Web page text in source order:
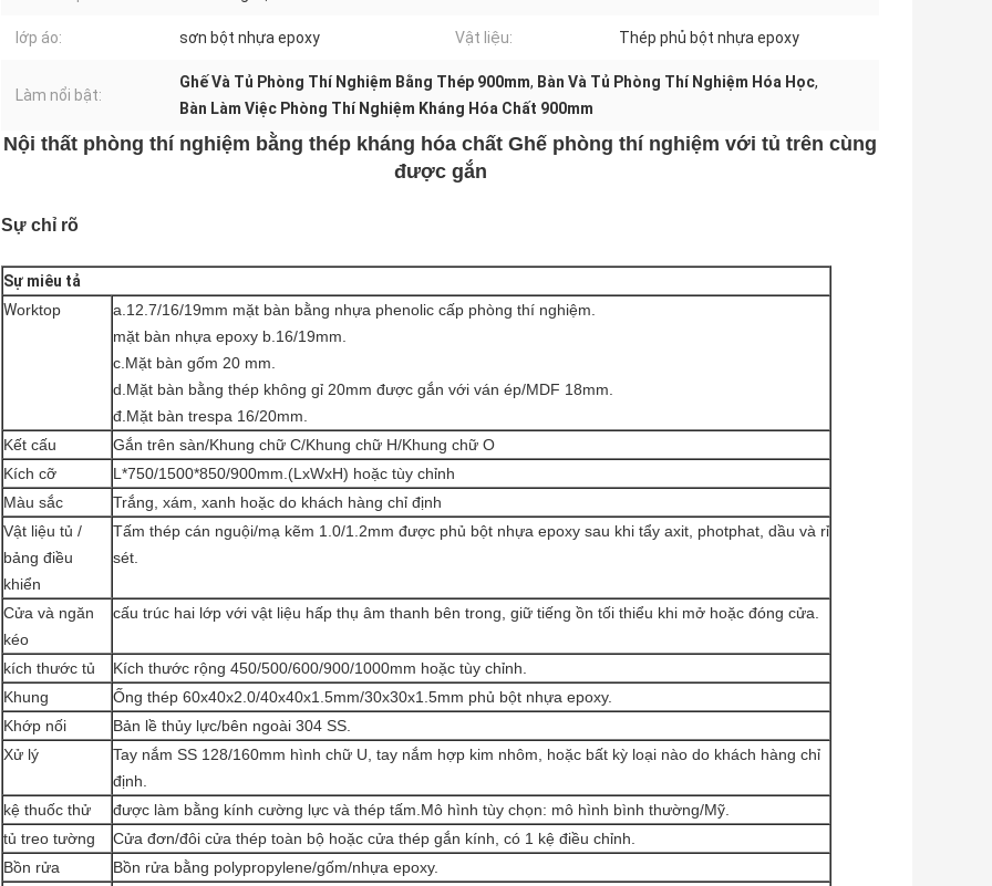
lớp áo: sơn bột nhựa epoxy Vật liệu: Thép phủ bột nhựa epoxy
Làm nổi bật:
Ghế Và Tủ Phòng Thí Nghiệm Bằng Thép 900mm, Bàn Và Tủ Phòng Thí Nghiệm Hóa Học,
Bàn Làm Việc Phòng Thí Nghiệm Kháng Hóa Chất 900mm
Nội thất phòng thí nghiệm bằng thép kháng hóa chất Ghế phòng thí nghiệm với tủ trên cùng
được gắn
Sự chỉ rõ
Sự miêu tả
Worktop
a.12.7/16/19mm mặt bàn bằng nhựa phenolic cấp phòng thí nghiệm.
mặt bàn nhựa epoxy b.16/19mm.
c.Mặt bàn gốm 20 mm.
d.Mặt bàn bằng thép không gỉ 20mm được gắn với ván ép/MDF 18mm.
đ.Mặt bàn trespa 16/20mm.
Kết cấu
Gắn trên sàn/Khung chữ C/Khung chữ H/Khung chữ O
Kích cỡ
L*750/1500*850/900mm.(LxWxH) hoặc tùy chỉnh
Màu sắc
Trắng, xám, xanh hoặc do khách hàng chỉ định
Vật liệu tủ /
bảng điều
khiển
Tấm thép cán nguội/mạ kẽm 1.0/1.2mm được phủ bột nhựa epoxy sau khi tẩy axit, photphat, dầu và rỉ
sét.
Cửa và ngăn
kéo
cấu trúc hai lớp với vật liệu hấp thụ âm thanh bên trong, giữ tiếng ồn tối thiểu khi mở hoặc đóng cửa.
kích thước tủ
Kích thước rộng 450/500/600/900/1000mm hoặc tùy chỉnh.
Khung
Ống thép 60x40x2.0/40x40x1.5mm/30x30x1.5mm phủ bột nhựa epoxy.
Khớp nối
Bản lề thủy lực/bên ngoài 304 SS.
Xử lý
Tay nắm SS 128/160mm hình chữ U, tay nắm hợp kim nhôm, hoặc bất kỳ loại nào do khách hàng chỉ
định.
kệ thuốc thử
được làm bằng kính cường lực và thép tấm.Mô hình tùy chọn: mô hình bình thường/Mỹ.
tủ treo tường
Cửa đơn/đôi cửa thép toàn bộ hoặc cửa thép gắn kính, có 1 kệ điều chỉnh.
Bồn rửa
Bồn rửa bằng polypropylene/gốm/nhựa epoxy.